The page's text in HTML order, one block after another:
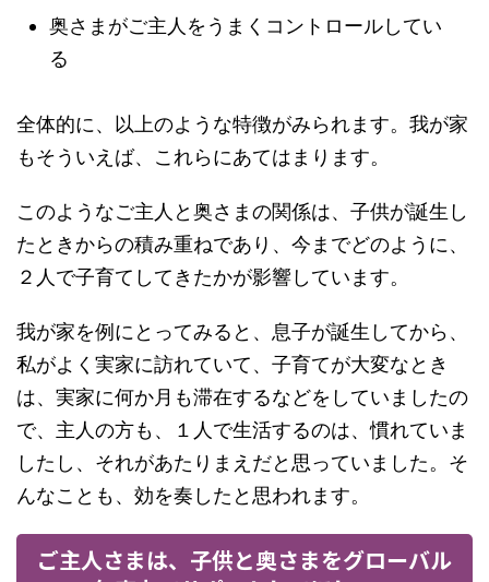
奥さまがご主人をうまくコントロールしてい
る
全体的に、以上のような特徴がみられます。我が家
もそういえば、これらにあてはまります。
このようなご主人と奥さまの関係は、子供が誕生し
たときからの積み重ねであり、今までどのように、
２人で子育てしてきたかが影響しています。
我が家を例にとってみると、息子が誕生してから、
私がよく実家に訪れていて、子育てが大変なとき
は、実家に何か月も滞在するなどをしていましたの
で、主人の方も、１人で生活するのは、慣れていま
したし、それがあたりまえだと思っていました。そ
んなことも、効を奏したと思われます。
ご主人さまは、子供と奥さまをグローバル